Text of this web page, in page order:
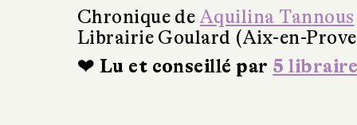
Chronique de Aquilina Tannous
Librairie Goulard (Aix-en-
❤ Lu et conseillé par 5